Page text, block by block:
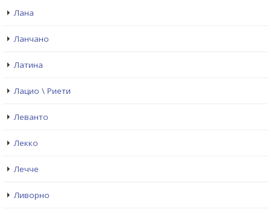
Лана
Ланчано
Латина
Лацио \ Риети
Леванто
Лекко
Лечче
Ливорно